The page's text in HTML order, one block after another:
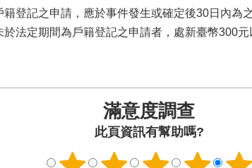
登記之申請，應於事件發生或確定後30日內為
法定期間為戶籍登記之申請者，處新臺幣300
滿意度調查
此頁資訊有幫助嗎?